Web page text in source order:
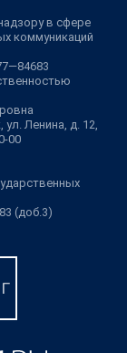
в сфере
коммуникаций
Ленина, д. 12,
00
(доб.3)